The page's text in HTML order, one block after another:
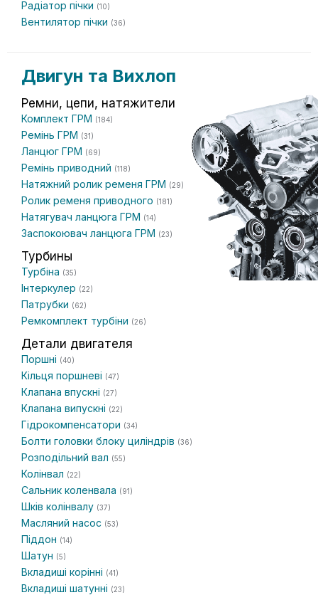
Радіатор пічки (10)
Вентилятор пічки (36)
Двигун та Вихлоп
Ремни, цепи, натяжители
Комплект ГРМ (184)
Ремінь ГРМ (31)
Ланцюг ГРМ (69)
Ремінь приводний (118)
Натяжний ролик ременя ГРМ (29)
Ролик ременя приводного (181)
Натягувач ланцюга ГРМ (14)
Заспокоювач ланцюга ГРМ (23)
Турбины
Турбіна (35)
Інтеркулер (22)
Патрубки (62)
Ремкомплект турбіни (26)
Детали двигателя
Поршні (40)
Кільця поршневі (47)
Клапана впускні (27)
Клапана випускні (22)
Гідрокомпенсатори (34)
Болти головки блоку циліндрів (36)
Розподільний вал (55)
Колінвал (22)
Сальник коленвала (91)
Шків колінвалу (37)
Масляний насос (53)
Піддон (14)
Шатун (5)
Вкладиші корінні (41)
Вкладиші шатунні (23)